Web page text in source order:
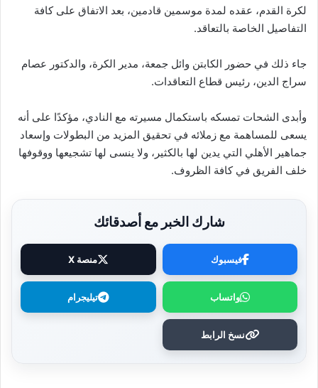
لكرة القدم، عقده لمدة موسمين قادمين، بعد الاتفاق على كافة
التفاصيل الخاصة بالتعاقد.
جاء ذلك في حضور الكابتن وائل جمعة، مدير الكرة، والدكتور عصام
سراج الدين، رئيس قطاع التعاقدات.
وأبدى الشحات تمسكه باستكمال مسيرته مع النادي، مؤكدًا على أنه
يسعى للمساهمة مع زملائه في تحقيق المزيد من البطولات وإسعاد
جماهير الأهلي التي يدين لها بالكثير، ولا ينسى لها تشجيعها ووقوفها
خلف الفريق في كافة الظروف.
شارك الخبر مع أصدقائك
فيسبوك منصة X
واتساب تيليجرام
نسخ الرابط